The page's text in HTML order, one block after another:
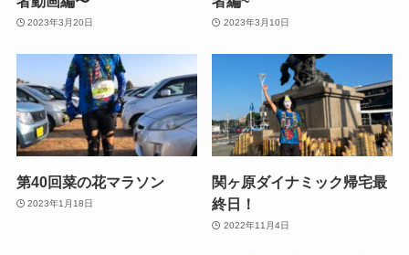
2023年3月20日 2023年3月10日
第40回菜の花マラソン
2023年1月18日
関ヶ原ダイナミック帰宅最
終日！
2022年11月4日